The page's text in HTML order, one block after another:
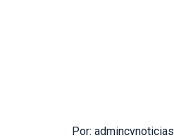
Por: admincvnoticias